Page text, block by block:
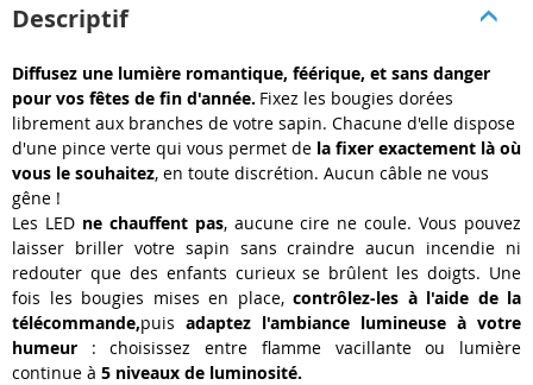
Descriptif
Diffusez une lumière romantique, féérique, et sans danger
pour vos fêtes de fin d'année. Fixez les bougies dorées
librement aux branches de votre sapin. Chacune d'elle dispose
d'une pince verte qui vous permet de la fixer exactement là où
vous le souhaitez, en toute discrétion. Aucun câble ne vous
gêne !
Les LED ne chauffent pas, aucune cire ne coule. Vous pouvez
laisser brillervotre sapin sanscraindre aucun incendie ni
redouter que des enfants curieux se brûlent les doigts. Une
fois les bougies mises en place, contrôlez-les à l'aide de la
télécommande,puis adaptez l'ambiance lumineuse à votre
humeur : choisissez entre flamme vacillante ou lumière
continue à 5 niveaux de luminosité.